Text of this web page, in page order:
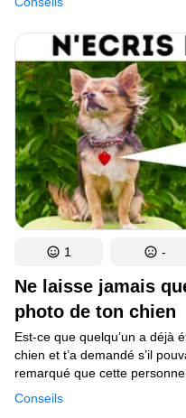
et ensuite tu auras 10
eux. C’est parti !
Ne laisse jamais
photo de ton chien
Conseils
Est-ce que quelqu’un a déjà
chien et t’a demandé s’il
remarqué que cette
la photo du collier de ton
essayait probablement
1 -